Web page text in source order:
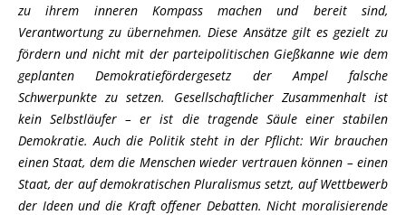
zu ihrem inneren Kompass machen und bereit sind,
Verantwortung zu übernehmen. Diese Ansätze gilt es gezielt zu
fördern und nicht mit der parteipolitischen Gießkanne wie dem
geplanten Demokratiefördergesetz der Ampel falsche
Schwerpunkte zu setzen. Gesellschaftlicher Zusammenhalt ist
kein Selbstläufer – er ist die tragende Säule einer stabilen
Demokratie. Auch die Politik steht in der Pflicht: Wir brauchen
einen Staat, dem die Menschen wieder vertrauen können – einen
Staat, der auf demokratischen Pluralismus setzt, auf Wettbewerb
der Ideen und die Kraft offener Debatten. Nicht moralisierende